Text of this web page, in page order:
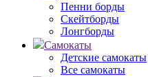
Пенни борды
Скейтборды
Лонгборды
Самокаты
Детские самокаты
Все самокаты